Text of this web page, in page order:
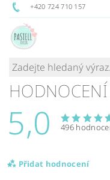
+420 724 710 157
5,0 496
Přidat hodnocení